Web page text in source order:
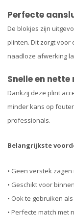
Perfecte
De blokjes zijn
plinten. Dit zorgt voor
naadloze afwerking
Snelle en
Dankzij deze plint
minder kans op
professionals.
Belangrijkste
• Geen verstek zagen
• Geschikt voor
• Ook te gebruiken
• Perfecte match met